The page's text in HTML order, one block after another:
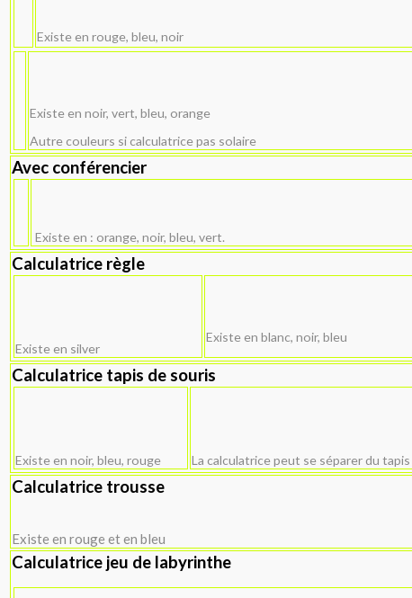
Existe en rouge, bleu, noir
Existe en noir, vert, bleu, orange
Autre couleurs si calculatrice pas solaire
Avec conférencier
Existe en : orange, noir, bleu, vert.
Calculatrice règle
Existe en silver
Existe en blanc, noir, bleu
Calculatrice tapis de souris
Existe en noir, bleu, rouge La calculatrice peut se séparer du
Calculatrice trousse
Existe en rouge et en bleu
Calculatrice jeu de labyrinthe